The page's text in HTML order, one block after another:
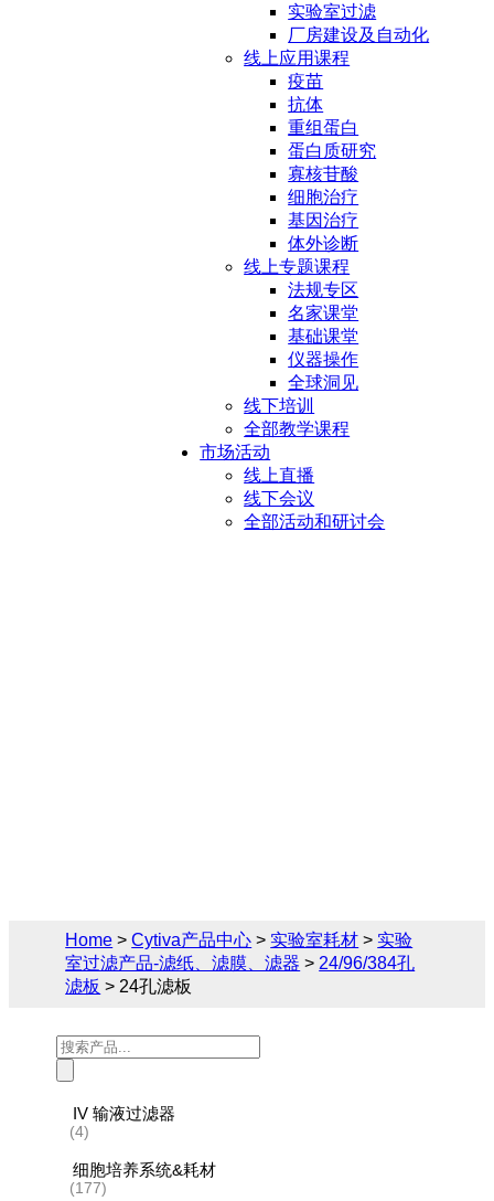
实验室过滤
厂房建设及自动化
线上应用课程
疫苗
抗体
重组蛋白
蛋白质研究
寡核苷酸
细胞治疗
基因治疗
体外诊断
线上专题课程
法规专区
名家课堂
基础课堂
仪器操作
全球洞见
线下培训
全部教学课程
市场活动
线上直播
线下会议
全部活动和研讨会
Home >Cytiva产品中心 > 实验室耗材 > 实验
室过滤产品-滤纸、滤膜、滤器 > 24/96/384孔
滤板 > 24孔滤板
Products
search
IV 输液过滤器
(4)
细胞培养系统&耗材
(177)